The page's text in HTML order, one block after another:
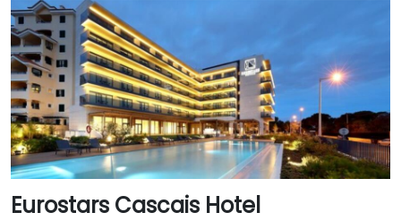
Eurostars Cascais Hotel